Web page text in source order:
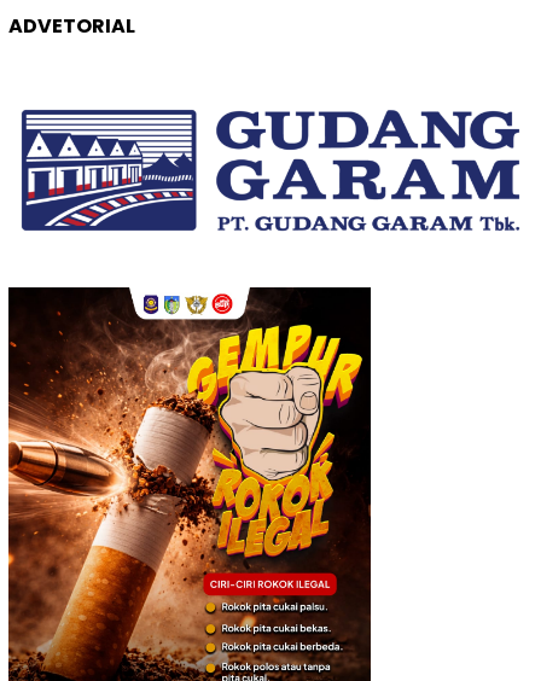
ADVETORIAL